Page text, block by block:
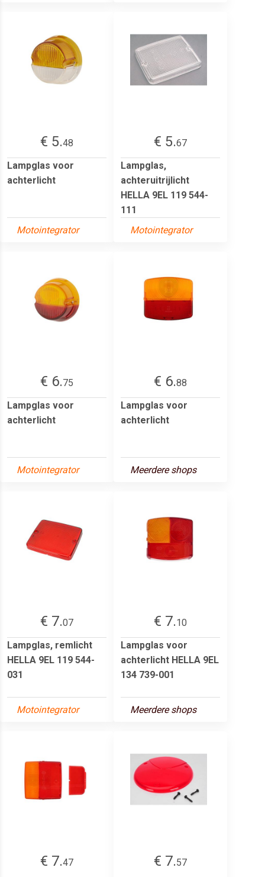
€ 5.48
Lampglas voor
achterlicht
Motointegrator
€ 5.67
Lampglas,
achteruitrijlicht
HELLA 9EL 119 544-
111
Motointegrator
€ 6.75
Lampglas voor
achterlicht
Motointegrator
€ 6.88
Lampglas voor
achterlicht
Meerdere shops
€ 7.07
Lampglas, remlicht
HELLA 9EL 119 544-
031
Motointegrator
€ 7.10
Lampglas voor
achterlicht HELLA 9EL
134 739-001
Meerdere shops
€ 7.47 € 7.57